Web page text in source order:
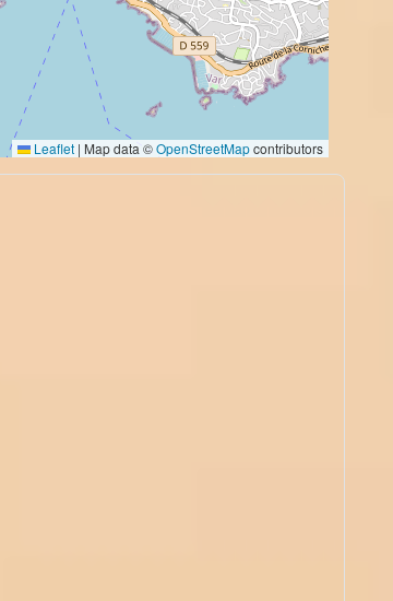
Leaflet | Map data ©OpenStreetMapcontributors